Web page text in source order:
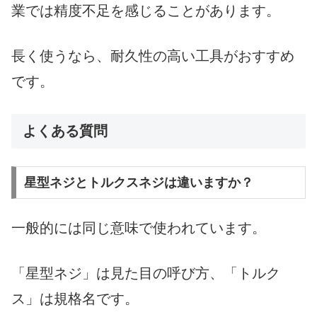
業では精度不足を感じることがあります。
長く使うなら、耐久性の高い工具がおすすめ
です。
よくある質問
星型ネジとトルクスネジは違いますか？
一般的には同じ意味で使われています。
「星型ネジ」は見た目の呼び方、「トルク
ス」は規格名です。